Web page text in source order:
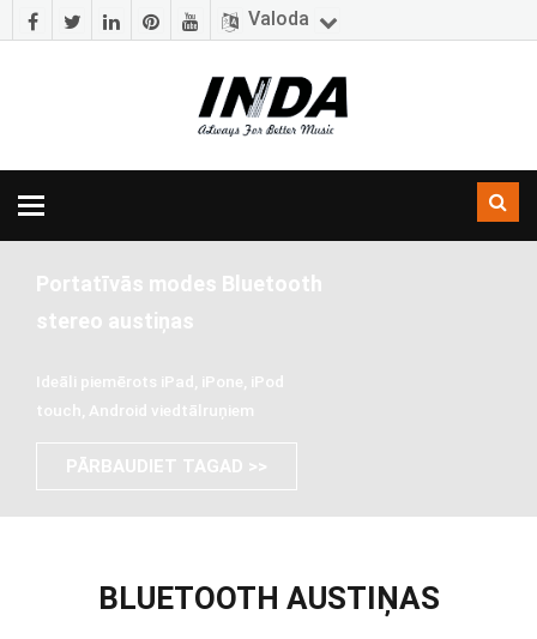
Valoda
Pārslēgšanas
Portatīvās modes Bluetooth
stereo austiņas
Ideāli piemērots iPad, iPone, iPod
touch, Android viedtālruņiem
PĀRBAUDIET TAGAD >>
BLUETOOTH AUSTIŅAS